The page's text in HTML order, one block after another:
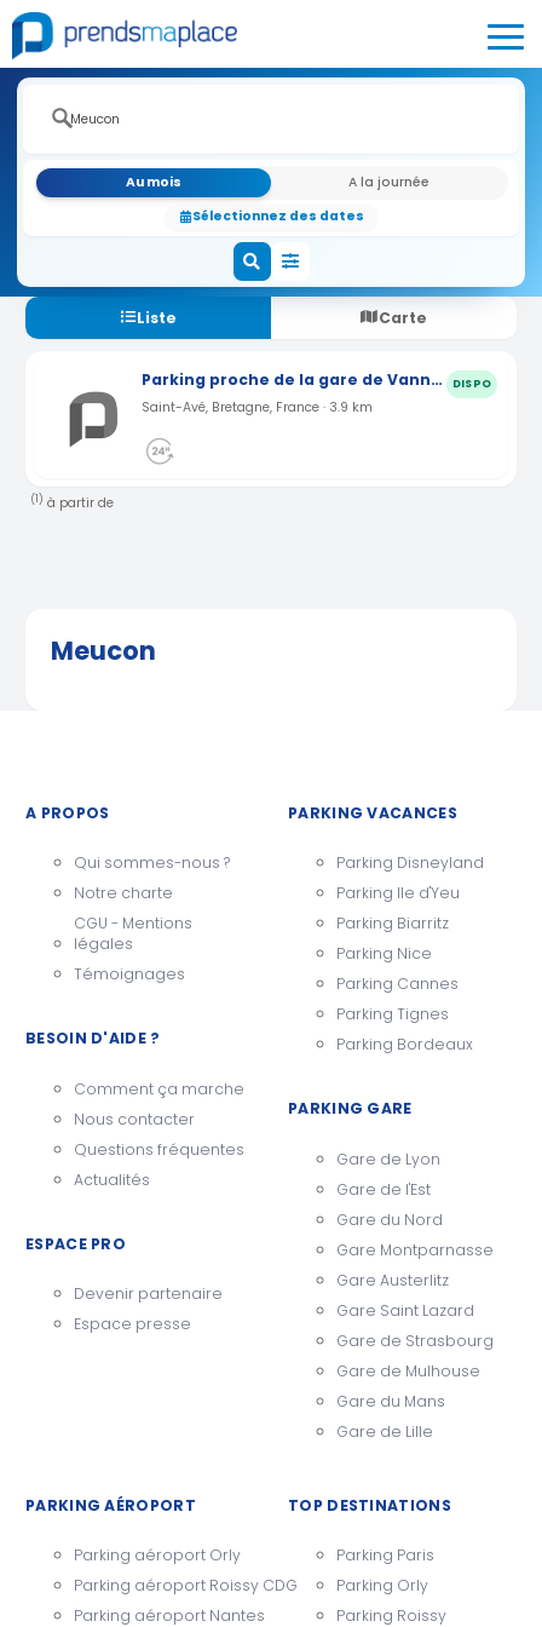
Au mois
A la journée
Sélectionnez des dates
Liste Carte
Parking proche de la gare de Vannes DISPO
Saint-Avé, Bretagne, France · 3.9 km
(1) à partir de
Meucon
A PROPOS
Qui sommes-nous ?
Notre charte
CGU - Mentions
légales
Témoignages
BESOIN D'AIDE ?
Comment ça marche
Nous contacter
Questions fréquentes
Actualités
ESPACE PRO
Devenir partenaire
Espace presse
PARKING VACANCES
Parking Disneyland
Parking Ile d'Yeu
Parking Biarritz
Parking Nice
Parking Cannes
Parking Tignes
Parking Bordeaux
PARKING GARE
Gare de Lyon
Gare de l'Est
Gare du Nord
Gare Montparnasse
Gare Austerlitz
Gare Saint Lazard
Gare de Strasbourg
Gare de Mulhouse
Gare du Mans
Gare de Lille
PARKING AÉROPORT
Parking aéroport Orly
Parking aéroport Roissy CDG
Parking aéroport Nantes
TOP DESTINATIONS
Parking Paris
Parking Orly
Parking Roissy